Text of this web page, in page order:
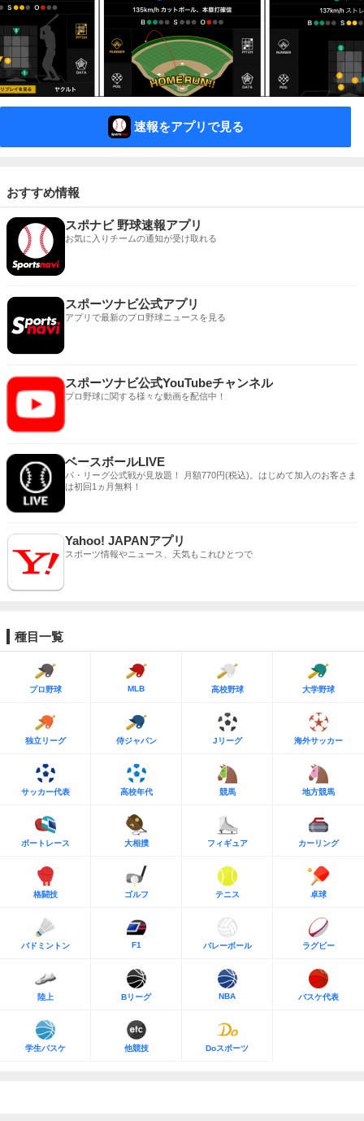
速報をアプリで見る
おすすめ情報
スポナビ 野球速報アプリ
お気に入りチームの通知が受け取れる
スポーツナビ公式アプリ
アプリで最新のプロ野球ニュースを見る
スポーツナビ公式YouTubeチャンネル
プロ野球に関する様々な動画を配信中！
ベースボールLIVE
パ・リーグ公式戦が見放題！ 月額770円(税込)。はじめて加入のお客さま
は初回1ヵ月無料！
Yahoo! JAPANアプリ
スポーツ情報やニュース、天気もこれひとつで
種目一覧
プロ野球 MLB 高校野球 大学野球
独立リーグ 侍ジャパン Jリーグ 海外サッカー
サッカー代表 高校年代 競馬 地方競馬
ボートレース 大相撲 フィギュア カーリング
格闘技 ゴルフ テニス 卓球
バドミントン F1 バレーボール ラグビー
陸上 Bリーグ NBA バスケ代表
学生バスケ 他競技 Doスポーツ